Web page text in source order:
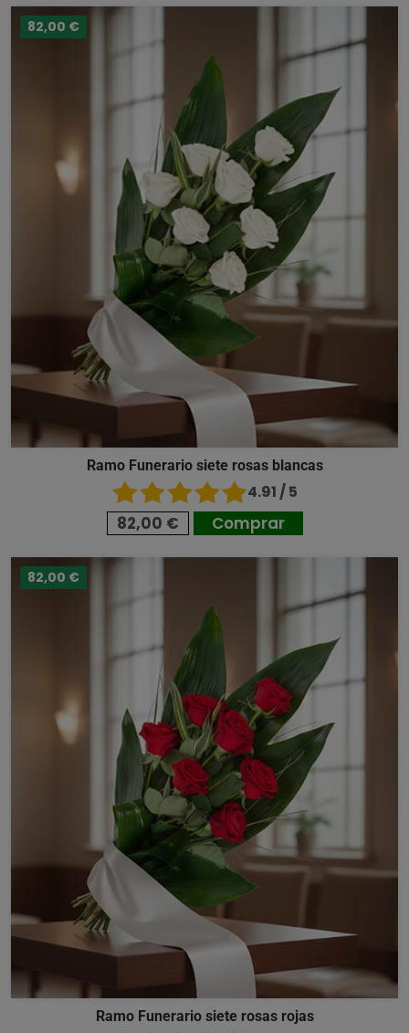
82,00 €
Ramo Funerario siete rosas blancas
4.91 / 5
82,00 € Comprar
82,00 €
Ramo Funerario siete rosas rojas